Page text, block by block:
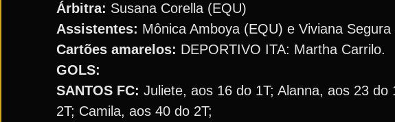
Árbitra: Susana Corella (EQU)
Assistentes: Mônica Amboya (EQU) e Viviana Segura
Cartões amarelos: DEPORTIVO ITA: Martha Carrilo.
GOLS:
SANTOS FC: Juliete, aos 16 do 1T; Alanna, aos 23
2T; Camila, aos 40 do 2T;